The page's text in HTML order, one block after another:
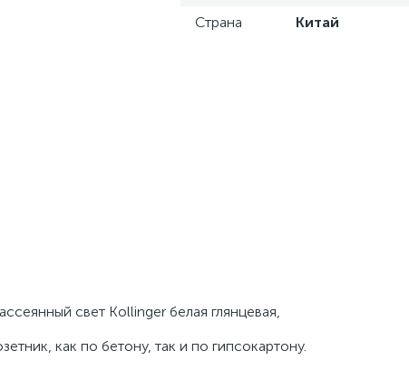
Страна
Китай
свет Kollinger белая глянцевая,
как по бетону, так и по гипсокартону.